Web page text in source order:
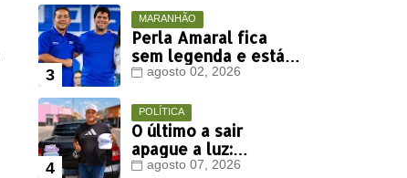
MARANHÃO
Perla Amaral fica
sem legenda e está
fora da disputa
agosto 02, 2026
POLÍTICA
O último a sair
apague a luz:
Henrique Jr. perde
agosto 07, 2026